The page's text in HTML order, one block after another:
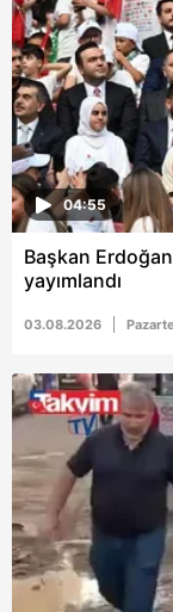
6698 sayılı
hazırlanmış
ilgili mevzuata
almak için lütfen
04:55
Başkan
yayımlandı
03.08.2026